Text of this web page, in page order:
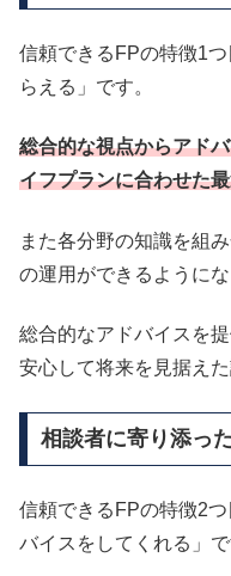
信頼できるFPの特徴1
らえる」です。
総合的な視点からアド
イフプランに合わせた
また各分野の知識を組
の運用ができるようにな
総合的なアドバイスを
安心して将来を見据え
相談者に寄り添っ
信頼できるFPの特徴2
バイスをしてくれる」で